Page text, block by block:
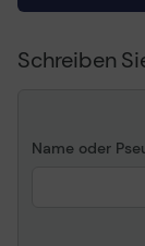
Schreiben
Name oder